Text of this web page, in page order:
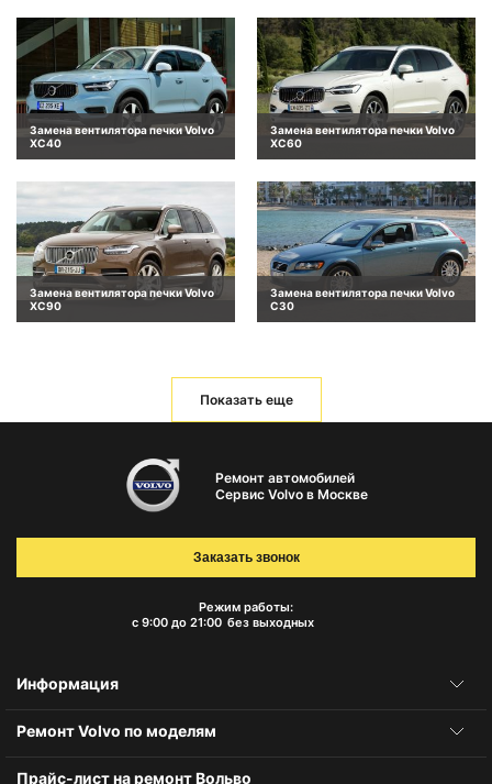
Замена вентилятора печки Volvo
XC40
Замена вентилятора печки Volvo
XC60
Замена вентилятора печки Volvo
XC90
Замена вентилятора печки Volvo
C30
Показать еще
Ремонт автомобилей
Сервис Volvo в Москве
Режим работы:
с 9:00 до 21:00 без выходных
Заказать звонок
Информация
Ремонт Volvo по моделям
Прайс-лист на ремонт Вольво